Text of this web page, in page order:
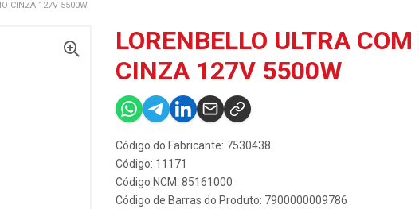
CINZA 127V 5500W
LORENBELLO ULTRA
CINZA 127V 5500W
Código do Fabricante: 7530438
Código: 11171
Código NCM: 85161000
Código de Barras do Produto: 7900000009786